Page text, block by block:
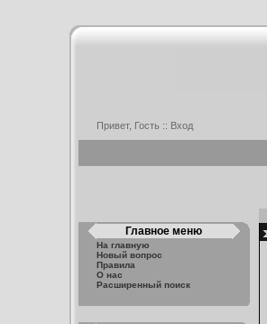
Привет, Гость :: Вход
Главное меню
На главную
Новый вопрос
Правила
О нас
Расширенный поиск